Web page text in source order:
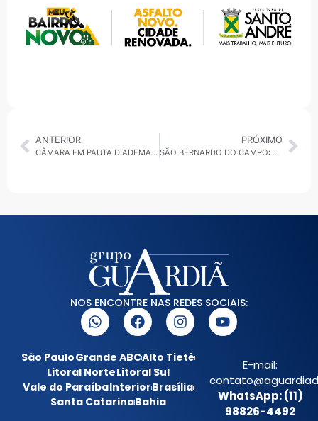
ANTERIOR
CÂMARA EM PAUTA DIADEMA: APROVADO PROJETO DE DESENVOLVIMENTO EM INTELIGÊNCIA EMOCIONAL PARA OS SERVIDORES PÚBLICOS MUNICIPAIS
PRÓXIMO
SÃO BERNARDO DO CAMPO: OPERAÇÃO FORÇA TOTAL AUMENTA POLICIAMENTO NAS RUAS DO MUNICÍPIO
NOS ENCONTRE NAS REDES SOCIAIS:
São PauloGrande ABCAlto Tietê
Litoral NorteLitoral Sul
Vale do ParaíbaInteriorBrasília
Santa CatarinaBahia
E-mail:
WhatsApp: (11)
98826-4492